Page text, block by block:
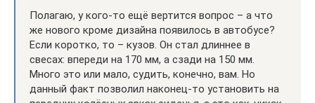
Полагаю, у кого-то ещё вертится вопрос – а что
же нового кроме дизайна появилось в автобусе?
Если коротко, то – кузов. Он стал длиннее в
свесах: впереди на 170 мм, а сзади на 150 мм.
Много это или мало, судить, конечно, вам. Но
данный факт позволил наконец-то установить на